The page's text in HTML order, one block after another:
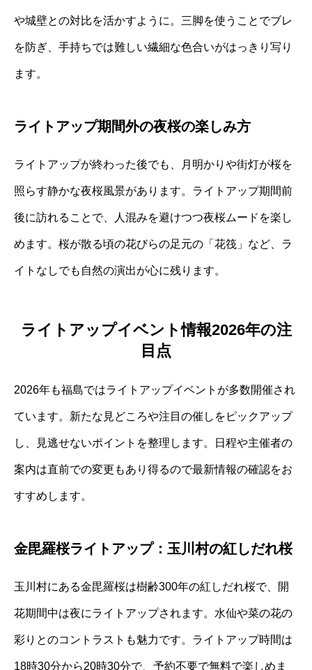
や城壁との対比を活かすように。三脚を使うことでブレ
を防ぎ、手持ちでは難しい繊細な色合いがはっきり写り
ます。
ライトアップ期間外の夜桜の楽しみ方
ライトアップが終わった後でも、月明かりや街灯が桜を
照らす静かな夜桜風景があります。ライトアップ期間前
後に訪れることで、人混みを避けつつ夜桜ムードを楽し
めます。桜が散る頃の花びらの足元の「花筏」など、ラ
イトなしでも自然の演出が心に残ります。
ライトアップイベント情報2026年の注
目点
2026年も福島ではライトアップイベントが多数開催され
ています。新たな見どころや注目の催しをピックアップ
し、見逃せないポイントを整理します。日程や主催者の
案内は直前での変更もあり得るので最新情報の確認をお
すすめします。
金毘羅桜ライトアップ：玉川村の紅しだれ桜
玉川村にある金毘羅桜は樹齢300年の紅しだれ桜で、開
花期間中は夜にライトアップされます。水仙や菜の花の
彩りとのコントラストも魅力です。ライトアップ時間は
18時30分から20時30分で、予約不要で無料で楽しめま